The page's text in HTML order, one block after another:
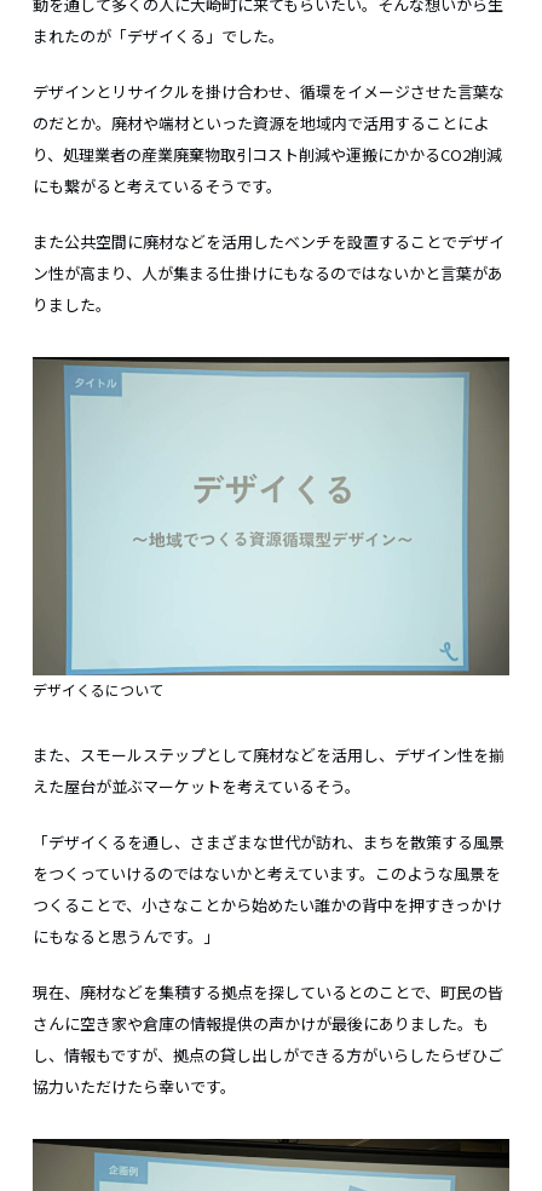
まれたのが「デザイくる」でした。
デザインとリサイクルを掛け合わせ、循環をイメージさせた言葉な
のだとか。廃材や端材といった資源を地域内で活用することによ
り、処理業者の産業廃棄物取引コスト削減や運搬にかかるCO2削減
にも繋がると考えているそうです。
また公共空間に廃材などを活用したベンチを設置することでデザイ
ン性が高まり、人が集まる仕掛けにもなるのではないかと言葉があ
りました。
デザイくるについて
また、スモールステップとして廃材などを活用し、デザイン性を揃
えた屋台が並ぶマーケットを考えているそう。
「デザイくるを通し、さまざまな世代が訪れ、まちを散策する風景
をつくっていけるのではないかと考えています。このような風景を
つくることで、小さなことから始めたい誰かの背中を押すきっかけ
にもなると思うんです。」
現在、廃材などを集積する拠点を探しているとのことで、町民の皆
さんに空き家や倉庫の情報提供の声かけが最後にありました。も
し、情報もですが、拠点の貸し出しができる方がいらしたらぜひご
協力いただけたら幸いです。